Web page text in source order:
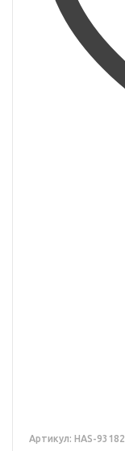
Артикул: HAS-93182